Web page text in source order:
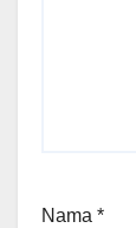
Nama *